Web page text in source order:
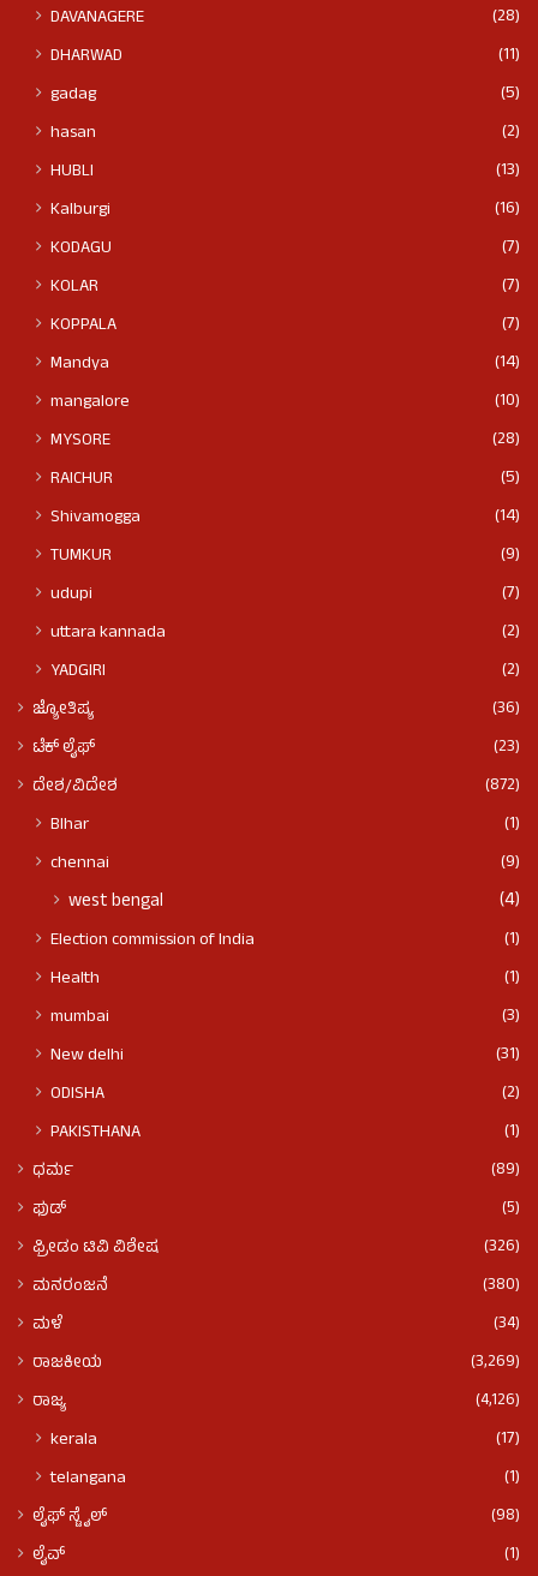
DAVANAGERE
(28)
DHARWAD
(11)
gadag
(5)
hasan
(2)
HUBLI
(13)
Kalburgi
(16)
KODAGU
(7)
KOLAR
(7)
KOPPALA
(7)
Mandya
(14)
mangalore
(10)
MYSORE
(28)
RAICHUR
(5)
Shivamogga
(14)
TUMKUR
(9)
udupi
(7)
uttara kannada
(2)
YADGIRI
(2)
ಜ್ಯೋತಿಷ್ಯ
(36)
ಟೆಕ್ ಲೈಫ್
(23)
ದೇಶ/ವಿದೇಶ
(872)
BIhar
(1)
chennai
(9)
west bengal (4)
Election commission of India
(1)
Health
(1)
mumbai
(3)
New delhi
(31)
ODISHA
(2)
PAKISTHANA
(1)
ಧರ್ಮ
(89)
ಫುಡ್​​
(5)
ಫ್ರೀಡಂ ಟಿವಿ ವಿಶೇಷ
(326)
ಮನರಂಜನೆ
(380)
ಮಳೆ
(34)
ರಾಜಕೀಯ
(3,269)
ರಾಜ್ಯ
(4,126)
kerala
(17)
telangana
(1)
ಲೈಫ್ ಸ್ಟೈಲ್
(98)
ಲೈವ್
(1)